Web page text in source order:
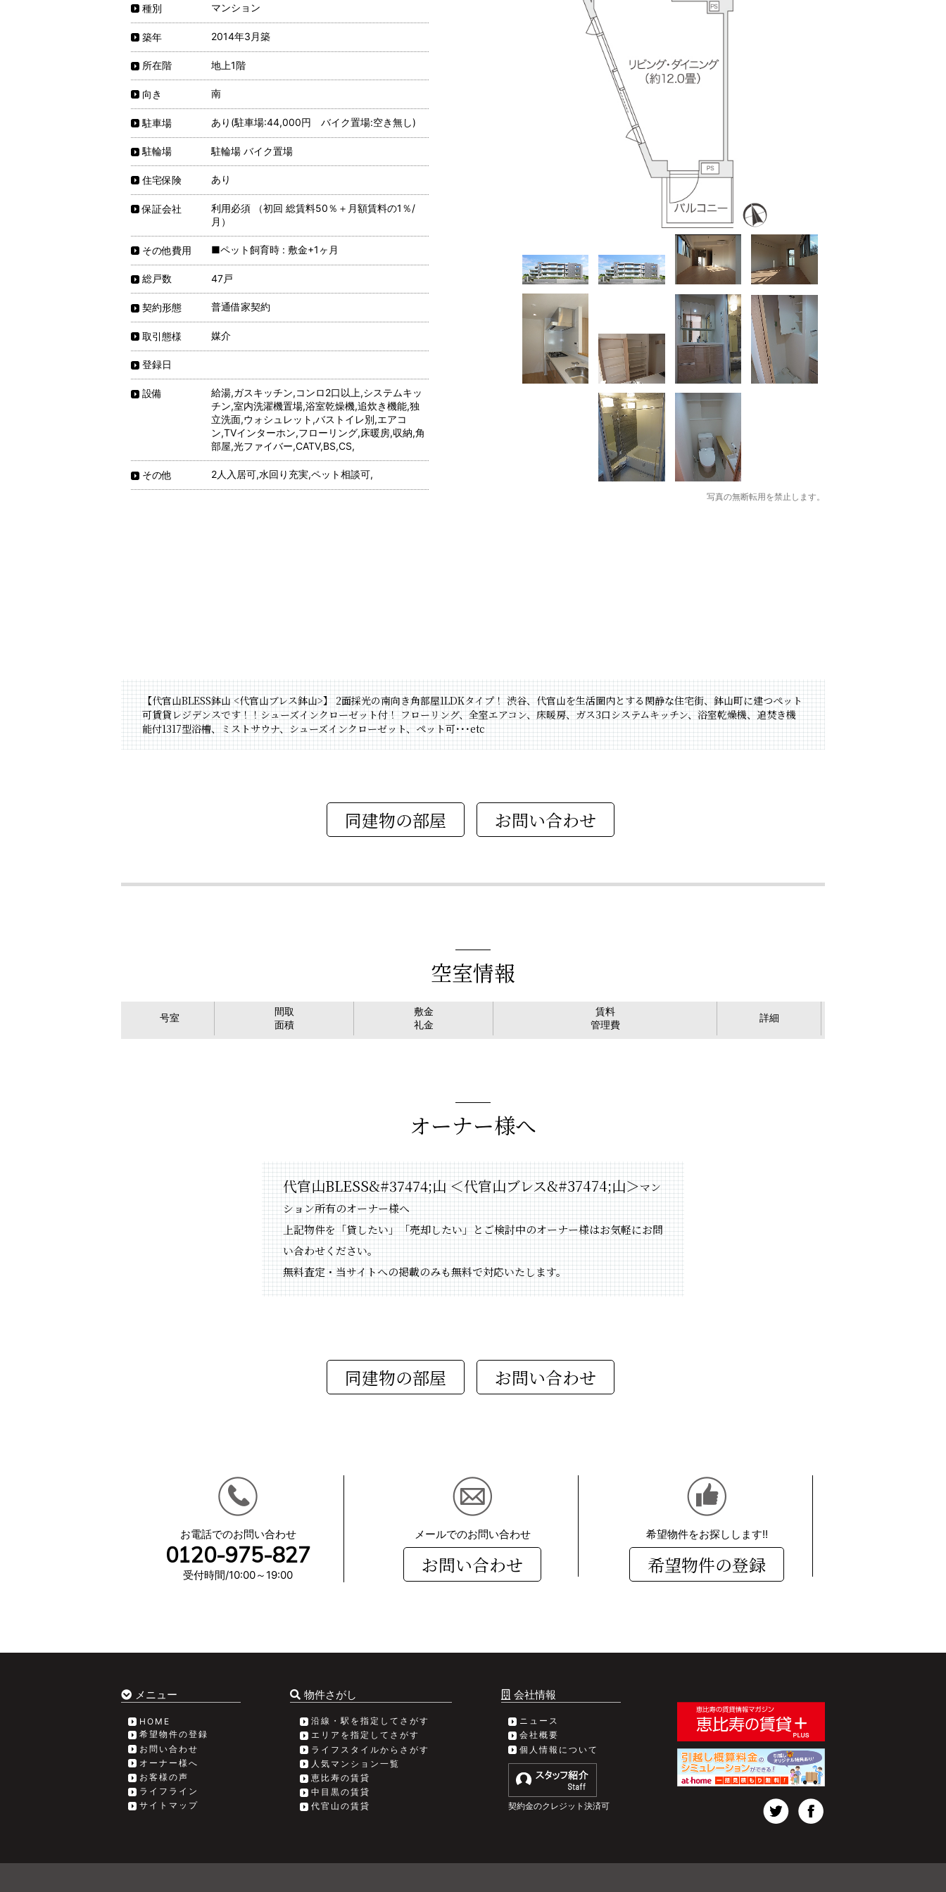
種別 マンション
築年 2014年3月築
所在階 地上1階
向き 南
駐車場 あり(駐車場:44,000円 バイク置場:空き無し)
駐輪場 駐輪場 バイク置場
住宅保険 あり
保証会社
利用必須 （初回 総賃料50％＋月額賃料の1％/
月）
その他費用 ■ペット飼育時 : 敷金+1ヶ月
総戸数 47戸
契約形態 普通借家契約
取引態様 媒介
登録日
設備
給湯,ガスキッチン,コンロ2口以上,システムキッ
チン,室内洗濯機置場,浴室乾燥機,追炊き機能,独
立洗面,ウォシュレット,バストイレ別,エアコ
ン,TVインターホン,フローリング,床暖房,収納,角
部屋,光ファイバー,CATV,BS,CS,
その他 2人入居可,水回り充実,ペット相談可,
写真の無断転用を禁止します。
【代官山BLESS鉢山 <代官山ブレス鉢山>】 2面採光の南向き角部屋1LDKタイプ！ 渋谷、代官山を生活圏内とする閑静な住宅街、鉢山町に建つペット
可賃貸レジデンスです！！シューズインクローゼット付！ フローリング、全室エアコン、床暖房、ガス3口システムキッチン、浴室乾燥機、追焚き機
能付1317型浴槽、ミストサウナ、シューズインクローゼット、ペット可･･･etc
同建物の部屋
空室情報
号室
間取
面積
敷金
礼金
賃料
管理費
詳細
オーナー様へ
代官山BLESS&#37474;山 ＜代官山ブレス&#37474;山＞マン
ション所有のオーナー様へ
上記物件を「貸したい」「売却したい」とご検討中のオーナー様はお気軽にお問
い合わせください。
無料査定・当サイトへの掲載のみも無料で対応いたします。
同建物の部屋
お電話でのお問い合わせ
0120-975-827
受付時間/10:00～19:00
メールでのお問い合わせ
お問い合わせ
希望物件をお探しします!!
希望物件の登録
メニュー
HOME
希望物件の登録
お問い合わせ
オーナー様へ
お客様の声
ライフライン
サイトマップ
物件さがし
沿線・駅を指定してさがす
エリアを指定してさがす
ライフスタイルからさがす
人気マンション一覧
恵比寿の賃貸
中目黒の賃貸
代官山の賃貸
会社情報
ニュース
会社概要
個人情報について
契約金のクレジット決済可